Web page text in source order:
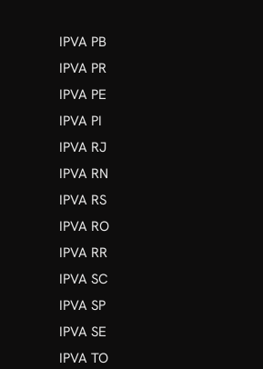
IPVA PB
IPVA PR
IPVA PE
IPVA PI
IPVA RJ
IPVA RN
IPVA RS
IPVA RO
IPVA RR
IPVA SC
IPVA SP
IPVA SE
IPVA TO